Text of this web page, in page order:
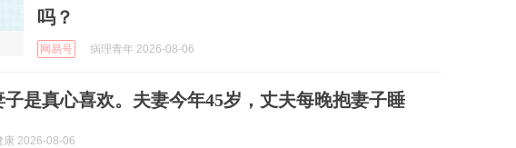
吗？
网易号 病理青年 2026-08-06
是真心喜欢。夫妻今年45岁，丈夫每晚抱妻子睡
康 2026-08-06